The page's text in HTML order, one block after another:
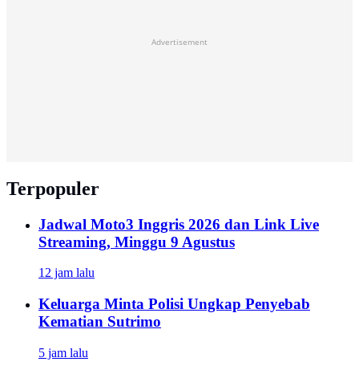
Advertisement
Terpopuler
Jadwal Moto3 Inggris 2026 dan Link Live
Streaming, Minggu 9 Agustus
12 jam lalu
Keluarga Minta Polisi Ungkap Penyebab
Kematian Sutrimo
5 jam lalu